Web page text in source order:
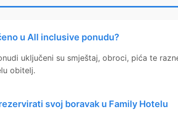
u All inclusive ponudu?
uključeni su smještaj, obroci, pića te
obitelj.
svoj boravak u Family Hotelu